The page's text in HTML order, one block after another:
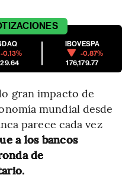
-0.13%
IBOVESPA
-0.87%
176,179.77
gran impacto de
mundial desde
parece cada vez
a los bancos
de